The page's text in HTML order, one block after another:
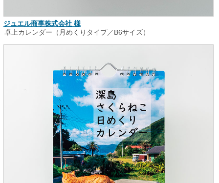
ジュエル商事株式会社 様
卓上カレンダー（月めくりタイプ／B6サイズ）